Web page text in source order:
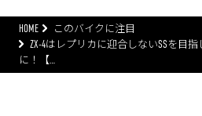
HOME
このバイクに注目
ZX-4はレプリカに迎合しないSSを目
に！【…